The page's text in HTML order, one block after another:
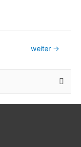
weiter →